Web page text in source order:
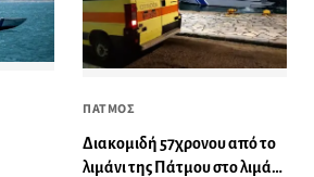
ΠΑΤΜΟΣ
Διακομιδή 57χρονου από το
λιμάνι της Πάτμου στο λιμάνι